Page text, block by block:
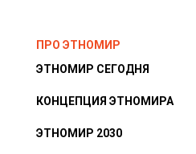
ПРО ЭТНОМИР
ЭТНОМИР СЕГОДНЯ
КОНЦЕПЦИЯ ЭТНОМИРА
ЭТНОМИР 2030